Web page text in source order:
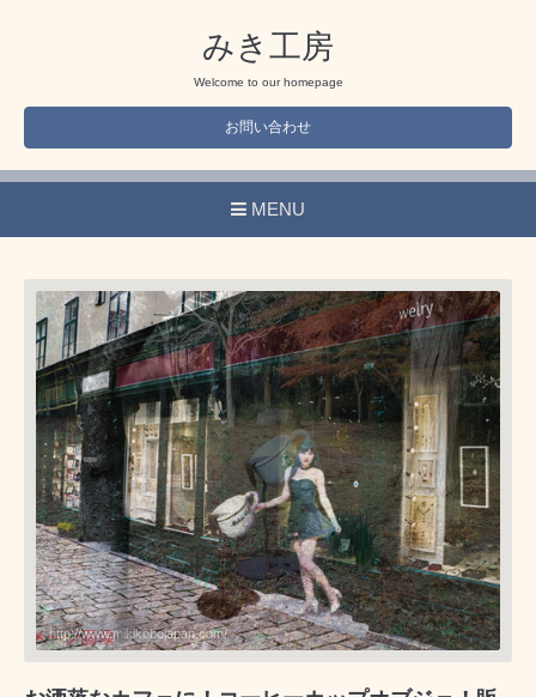
みき工房
Welcome to our homepage
お問い合わせ
MENU
http://www.mikikobojapan.com/